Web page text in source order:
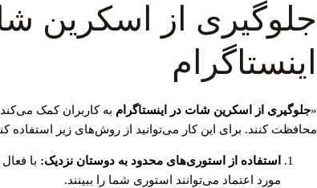
جلوگیری از اسکرین
اینستاگرام
«جلوگیری از اسکرین شات در اینستاگرام به کاربران کمک
محافظت کنند. برای این کار می‌توانید از روش‌های زیر استفاده
استفاده از استوری‌های محدود به دوستان نزدیک:
مورد اعتماد می‌توانند استوری شما را ببینند.